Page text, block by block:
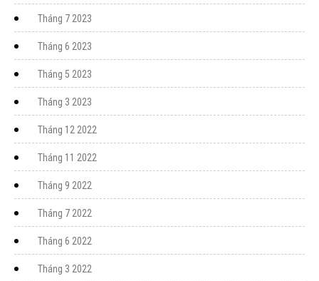
Tháng 7 2023
Tháng 6 2023
Tháng 5 2023
Tháng 3 2023
Tháng 12 2022
Tháng 11 2022
Tháng 9 2022
Tháng 7 2022
Tháng 6 2022
Tháng 3 2022